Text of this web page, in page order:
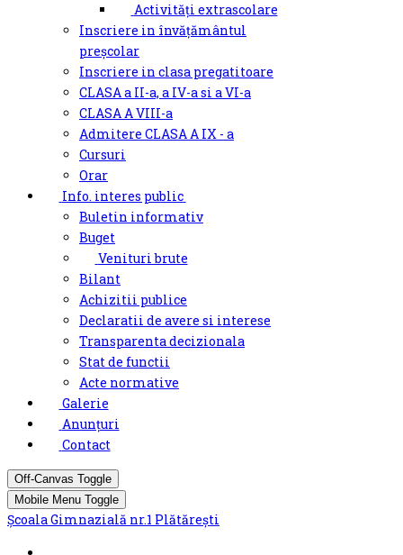
Activități extrascolare
Inscriere in învățământul
preșcolar
Inscriere in clasa pregatitoare
CLASA a II-a, a IV-a si a VI-a
CLASA A VIII-a
Admitere CLASA A IX - a
Cursuri
Orar
Info. interes public
Buletin informativ
Buget
Venituri brute
Bilant
Achizitii publice
Declaratii de avere si interese
Transparenta decizionala
Stat de functii
Acte normative
Galerie
Anunțuri
Contact
Off-Canvas Toggle
Mobile Menu Toggle
Şcoala Gimnazială nr.1 Plătărești